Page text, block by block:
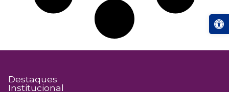
Abrir
Destaques
Institucional